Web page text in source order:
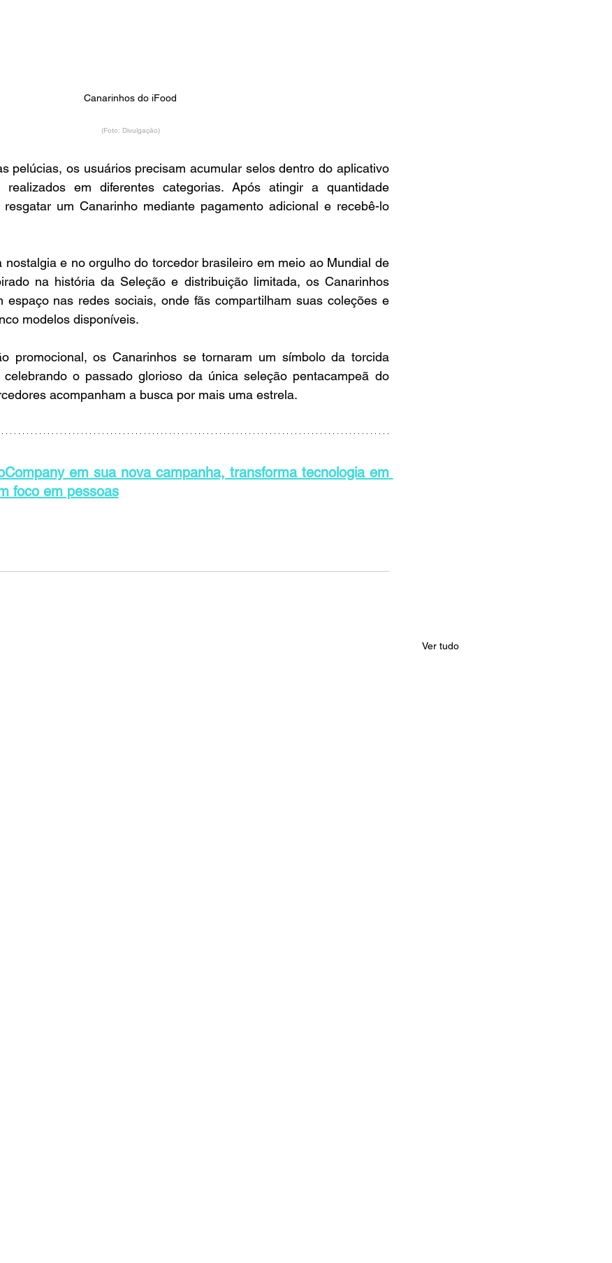
Canarinhos do iFood
(Foto: Divulgação)
pelúcias, os usuários precisam acumular selos dentro do aplicativo
em diferentes categorias. Após atingir a quantidade
um Canarinho mediante pagamento adicional e recebê-lo
nostalgia e no orgulho do torcedor brasileiro em meio ao Mundial de
na história da Seleção e distribuição limitada, os Canarinhos
espaço nas redes sociais, onde fãs compartilham suas coleções e
modelos disponíveis.
promocional, os Canarinhos se tornaram um símbolo da torcida
o passado glorioso da única seleção pentacampeã do
acompanham a busca por mais uma estrela.
em sua nova campanha, transforma tecnologia em
foco em pessoas
Ver tudo